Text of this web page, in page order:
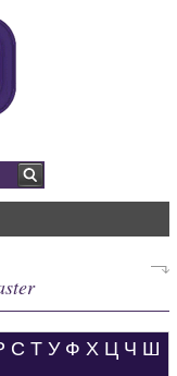
С Т У Ф Х Ц Ч Ш